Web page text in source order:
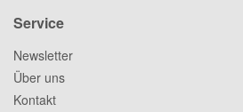
Service
Newsletter
Über uns
Kontakt